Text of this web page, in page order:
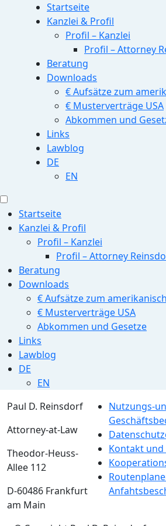
Startseite
Kanzlei & Profil
Profil – Kanzlei
Profil – Attorney
Beratung
Downloads
€ Aufsätze zum
€ Musterverträge USA
Abkommen und
Links
Lawblog
DE
EN
Startseite
Kanzlei & Profil
Profil – Kanzlei
Profil – Attorney
Beratung
Downloads
€ Aufsätze zum
€ Musterverträge USA
Abkommen und Gesetze
Links
Lawblog
DE
EN
Paul D. Reinsdorf
Attorney-at-Law
Theodor-Heuss-
Allee 112
D-60486 Frankfurt
am Main
Nutzungs-
Kontakt